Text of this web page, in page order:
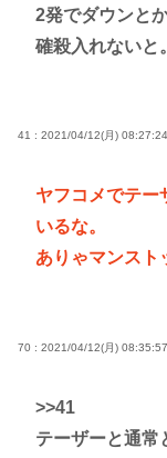
2発でダウンと
確殺入れないと。
41 : 2021/04/12(月)
ヤフコメでテー
いるな。
ありゃマンスト
70 : 2021/04/12(月)
>>41
テーザーと通常